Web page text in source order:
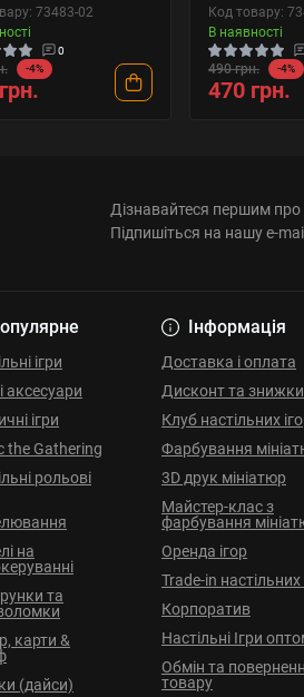
73483-02
0
-4%
Код товару:
В наявності
490 грн. -4%
470 грн.
Дізнавайтеся першим про
Підпишіться на нашу e-
ігри
аксесуари
ігри
the Gathering
рольові
на
та
карти &
(дайси)
Інформація
Доставка і оплата
Дисконт та знижки
Клуб настільних
Фарбування
3D друк мініатюр
Майстер-клас з
фарбування
Оренда ігор
Trade-in настільних
Корпоратив
Настільні Ігри
Обмін та
товару